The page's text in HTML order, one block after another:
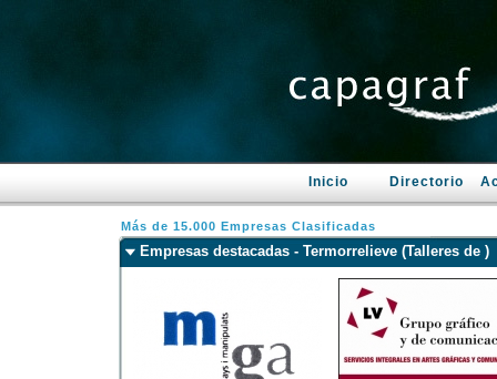
Inicio Directorio
Más de 15.000 Empresas Clasificadas
Empresas destacadas - Termorrelieve (Talleres de )